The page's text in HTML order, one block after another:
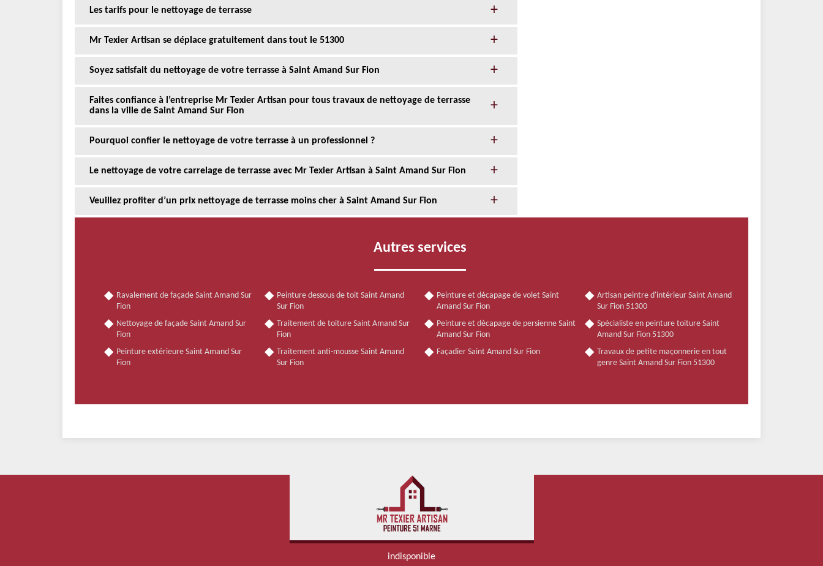
Les tarifs pour le nettoyage de terrasse
Mr Texier Artisan se déplace gratuitement dans tout le 51300
Soyez satisfait du nettoyage de votre terrasse à Saint Amand Sur Fion
Faites confiance à l’entreprise Mr Texier Artisan pour tous travaux de nettoyage de terrasse
dans la ville de Saint Amand Sur Fion
Pourquoi confier le nettoyage de votre terrasse à un professionnel ?
Le nettoyage de votre carrelage de terrasse avec Mr Texier Artisan à Saint Amand Sur Fion
Veuillez profiter d’un prix nettoyage de terrasse moins cher à Saint Amand Sur Fion
Autres services
Ravalement de façade Saint Amand Sur
Fion
Nettoyage de façade Saint Amand Sur
Fion
Peinture extérieure Saint Amand Sur
Fion
Peinture dessous de toit Saint Amand
Sur Fion
Traitement de toiture Saint Amand Sur
Fion
Traitement anti-mousse Saint Amand
Sur Fion
Peinture et décapage de volet Saint
Amand Sur Fion
Peinture et décapage de persienne Saint
Amand Sur Fion
Façadier Saint Amand Sur Fion
Artisan peintre d'intérieur Saint Amand
Sur Fion 51300
Spécialiste en peinture toiture Saint
Amand Sur Fion 51300
Travaux de petite maçonnerie en tout
genre Saint Amand Sur Fion 51300
indisponible